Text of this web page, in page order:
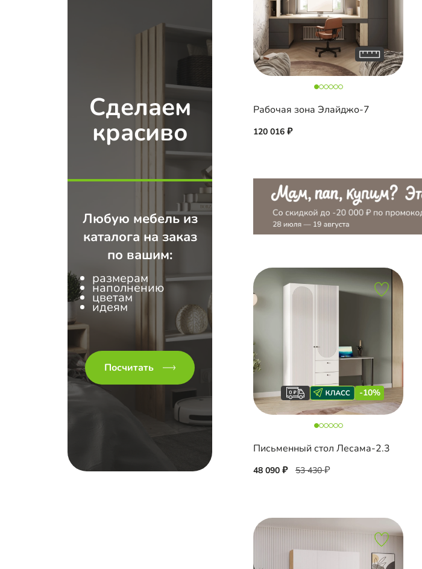
Сделаем
красиво
Любую мебель из
каталога на заказ
по вашим:
размерам
наполнению
цветам
идеям
Посчитать
Рабочая зона Элайджо-7
120 016
-10%
Письменный стол Лесама-2.3
48 090 53 430